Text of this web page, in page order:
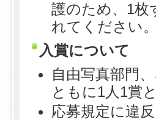
護のため、1枚
れてください
入賞について
自由写真部門
ともに1人1賞
応募規定に違